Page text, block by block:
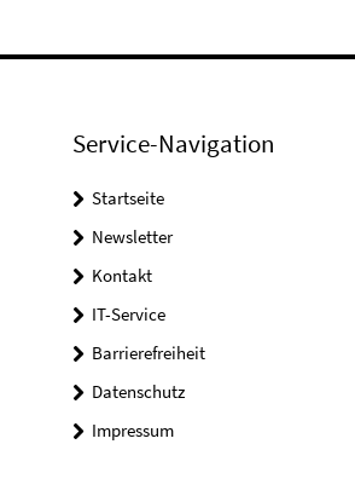
Service-Navigation
Startseite
Newsletter
Kontakt
IT-Service
Barrierefreiheit
Datenschutz
Impressum